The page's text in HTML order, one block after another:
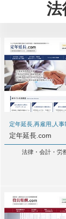
法
定年延長,再雇用,人
定年延長.com
法律・会計・労